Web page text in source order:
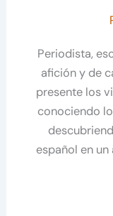
Periodista,
afición y de
presente los
conociendo
español en